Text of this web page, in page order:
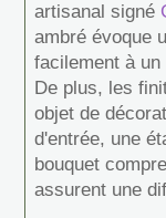
artisanal signé
ambré évoque
facilement à
De plus, les
objet de
d'entrée, une
bouquet
assurent une